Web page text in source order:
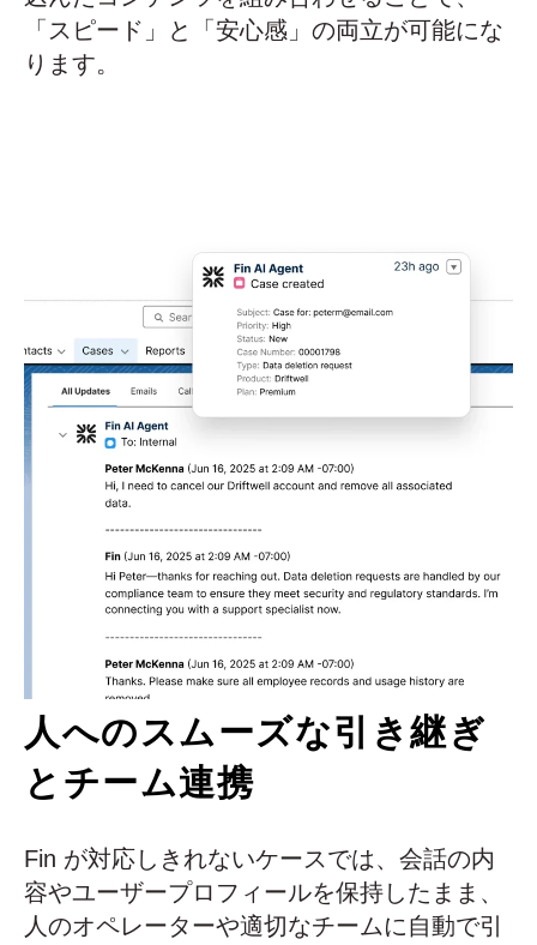
「スピード」と「安心感」の両立が可能にな
ります。
人へのスムーズな引き継ぎ
とチーム連携
Fin が対応しきれないケースでは、会話の内
容やユーザープロフィールを保持したまま、
人のオペレーターや適切なチームに自動で引